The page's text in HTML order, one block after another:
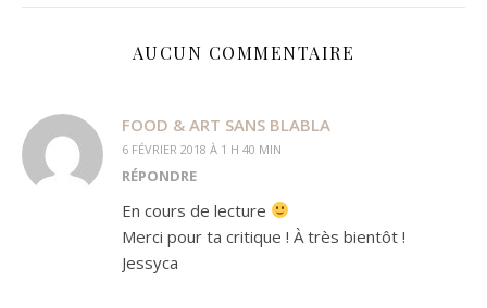
AUCUN COMMENTAIRE
FOOD & ART SANS BLABLA
6 FÉVRIER 2018 À 1 H 40 MIN
RÉPONDRE
En cours de lecture
Merci pour ta critique ! À très bientôt !
Jessyca